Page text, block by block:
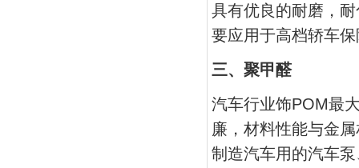
具有优良的耐磨，
要应用于高档轿车
三、聚甲醛
汽车行业饰POM最
廉，材料性能与金
制造汽车用的汽车